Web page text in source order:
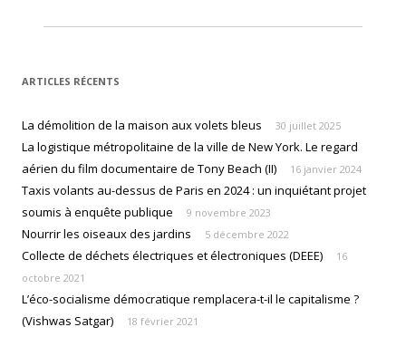
ARTICLES RÉCENTS
La démolition de la maison aux volets bleus 30 juillet 2025
La logistique métropolitaine de la ville de New York. Le regard
aérien du film documentaire de Tony Beach (II)
16 janvier 2024
Taxis volants au-dessus de Paris en 2024 : un inquiétant projet
soumis à enquête publique
9 novembre 2023
Nourrir les oiseaux des jardins 5 décembre 2022
Collecte de déchets électriques et électroniques (DEEE)
16
octobre 2021
L’éco-socialisme démocratique remplacera-t-il le capitalisme ?
(Vishwas Satgar)
18 février 2021